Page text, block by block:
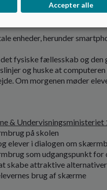
på relevante årgange.
enheder, herunder
fysiske fællesskab og den
og huske at
Om morgenen møder
& Undervisningsministeriet
på skolen
elever i dialogen om
som udgangspunkt for
skabe attraktive
brug af skærme
Accepter alle